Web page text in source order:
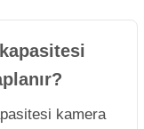
kamera